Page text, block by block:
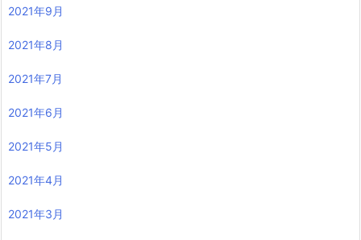
2021年9月
2021年8月
2021年7月
2021年6月
2021年5月
2021年4月
2021年3月